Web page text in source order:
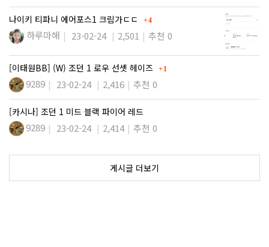
나이키 티파니 에어포스1 크림가ㄷㄷ 댓글
4
하루마해 23-02-24 2,501 추천 0
[이태원BB] (W) 조던 1 로우 선셋 헤이즈 댓글
1
9289 23-02-24 2,416 추천 0
[카시나] 조던 1 미드 블랙 파이어 레드
9289 23-02-24 2,414 추천 0
게시글 더보기